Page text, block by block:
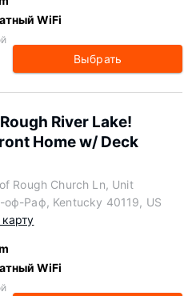
WiFi
Выбрать
River Lake!
Home w/ Deck
Rough Church Ln, Unit
оф-Раф, Kentucky 40119, US
WiFi